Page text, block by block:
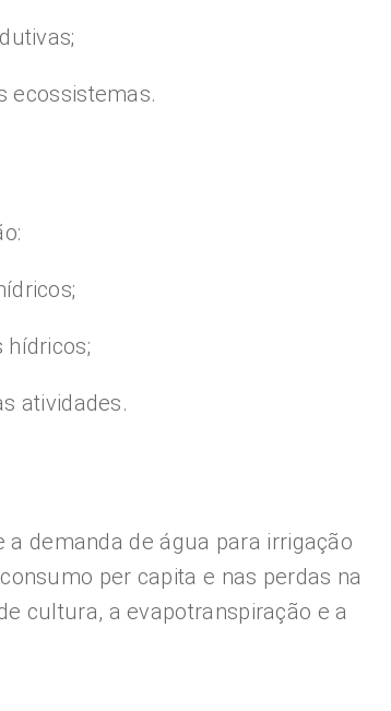
ecossistemas.
atividades.
demanda de água para irrigação
per capita e nas perdas na
cultura, a evapotranspiração e a